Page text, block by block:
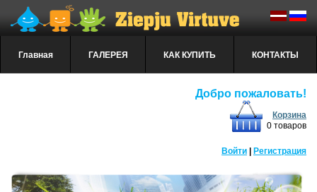
Главная ГАЛЕРЕЯ КАК КУПИТЬ КОНТАКТЫ
Добро пожаловать!
Корзина
0 товаров
Войти Регистрация